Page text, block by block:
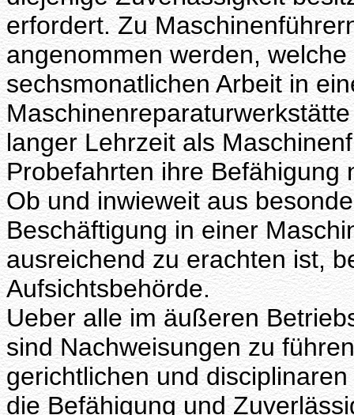
erfordert. Zu
angenommen werden,
sechsmonatlichen Arbeit in
langer Lehrzeit als
Probefahrten ihre Befähigung
Ob und inwieweit aus
Beschäftigung in einer
ausreichend zu erachten ist,
Aufsichtsbehörde.
Ueber alle im äußeren
sind Nachweisungen zu
gerichtlichen und
die Befähigung und